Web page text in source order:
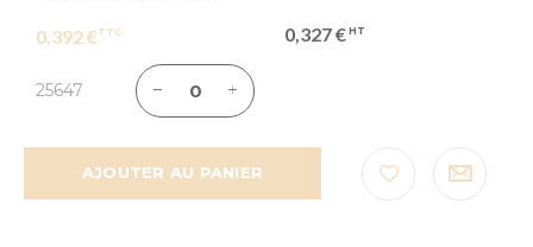
0,392 € 0,327 €
25647
AJOUTER AU PANIER